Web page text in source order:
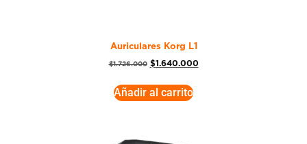
Auriculares Korg L1
$1.726.000 $1.640.000
Añadir al carrito